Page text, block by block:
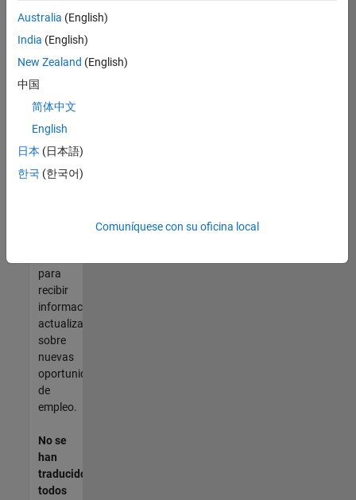
empleos.
Si aun
así no
ninguna
vacante
que se
a sus
cualificaciones,
para
recibir
información
actualizada
sobre
nuevas
oportunidades
de
empleo.
No se
han
traducido
todos
Australia (English)
India (English)
New Zealand (English)
中国
简体中文
English
日本 (日本語)
한국 (한국어)
Comuníquese con su oficina local